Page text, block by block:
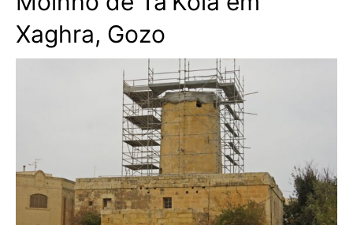
Xaghra, Gozo